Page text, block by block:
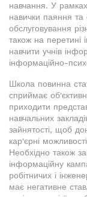
навчання. У рамках
навички паяння
обслуговування
також на перетині
навчити учнів
інформаційно-
Школа повинна
сприймає
приходити
навчальних
зайнятості, щоб
кар'єрні
Необхідно також
інформаційну
робітничих і
має негативне